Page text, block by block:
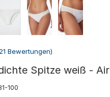
Bewertungen)
Spitze weiß - Air
100